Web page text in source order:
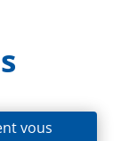
vous